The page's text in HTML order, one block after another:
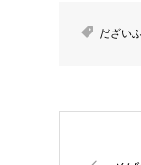
だざい